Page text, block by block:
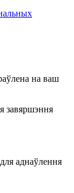
на ваш
завяршэння
аднаўлення